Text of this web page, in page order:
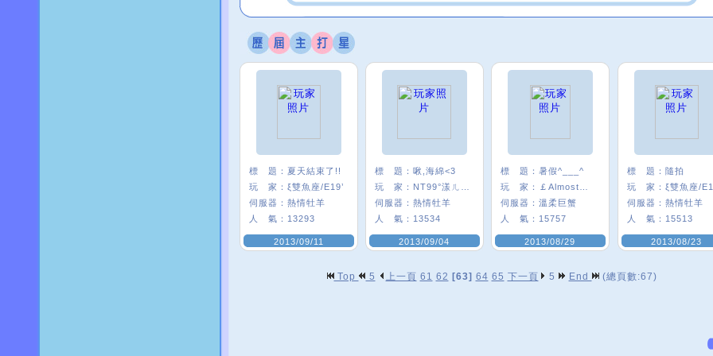
標 題： 夏天結束了!!
玩 家： ξ雙魚座/E19’
伺服器： 熱情牡羊
人 氣： 13293
2013/09/11
標 題： 啾,海綿<3
玩 家：
伺服器： 熱情牡羊
人 氣： 13534
2013/09/04
標 題： 暑假^___^
玩 家：
伺服器： 溫柔巨蟹
人 氣： 15757
2013/08/29
標 題： 隨拍
玩 家： ξ雙魚座/
伺服器： 熱情牡羊
人 氣： 15513
2013/08/23
Top 5 上一頁 61 62 [63] 64 65 下一頁 5 End (總頁數:67)